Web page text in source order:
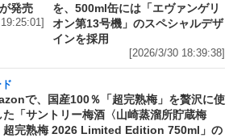
発売
を、500ml缶には「エヴァンゲリ
オン第13号機」のスペシャルデザ
インを採用
[2026/3/30 18:39:38]
で、国産100％「超完熟梅」を贅沢に使
た「サントリー梅酒〈山崎蒸溜所貯蔵梅
超完熟梅 2026 Limited Edition 750ml」の